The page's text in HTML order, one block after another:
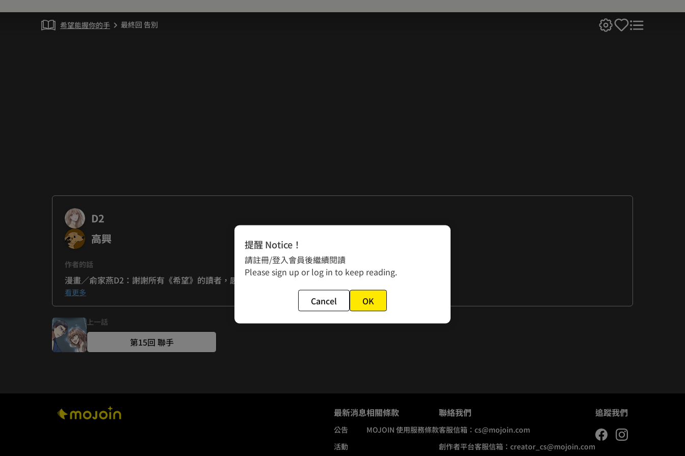
希望能握你的手 chevron_right 最終回 告別
D2
高興
作者的話
漫畫／俞家燕D2：謝謝所有《希望》的讀者，感謝陪伴到最後。
編劇／高興：希望大家喜歡這部作品，下台一鞠躬。
看更多
上一話
第15回 聯手
最新消息
公告
活動
相關條款
MOJOIN 使用服務條款
聯絡我們
客服信箱： cs@mojoin.com
創作者平台客服信箱： creator_cs@mojoin.com
追蹤我們
提醒 Notice！
請註冊/登入會員後繼續閱讀
Please sign up or log in to keep reading.
Cancel OK